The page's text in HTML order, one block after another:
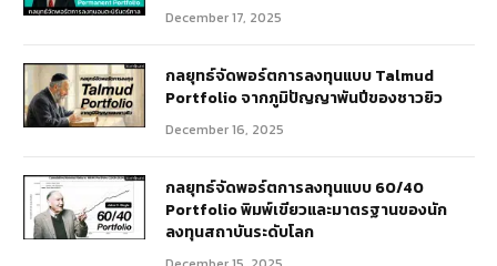
December 17, 2025
กลยุทธ์จัดพอร์ตการลงทุนแบบ Talmud
Portfolio จากภูมิปัญญาพันปีของชาวยิว
December 16, 2025
กลยุทธ์จัดพอร์ตการลงทุนแบบ 60/40
Portfolio พิมพ์เขียวและมาตรฐานของนัก
ลงทุนสถาบันระดับโลก